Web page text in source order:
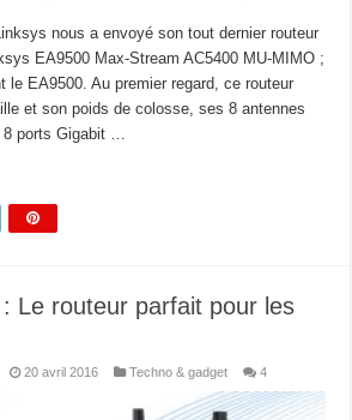
nous a envoyé son tout dernier routeur
EA9500 Max-Stream AC5400 MU-MIMO ;
le EA9500. Au premier regard, ce routeur
et son poids de colosse, ses 8 antennes
8 ports Gigabit …
Le routeur parfait pour les
20 avril 2016 Techno & gadget 4